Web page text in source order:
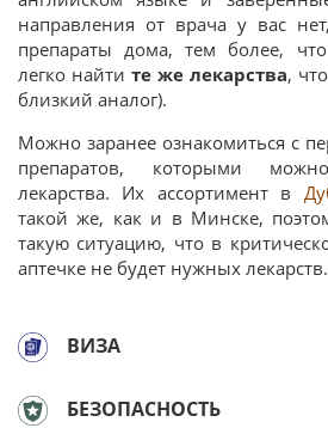
направления от врача у вас
препараты дома, тем более,
легко найти те же лекарства,
близкий аналог).
Можно заранее ознакомиться с
препаратов, которыми
лекарства. Их ассортимент в
такой же, как и в Минске,
такую ситуацию, что в
аптечке не будет нужных лекарств.
ВИЗА
БЕЗОПАСНОСТЬ